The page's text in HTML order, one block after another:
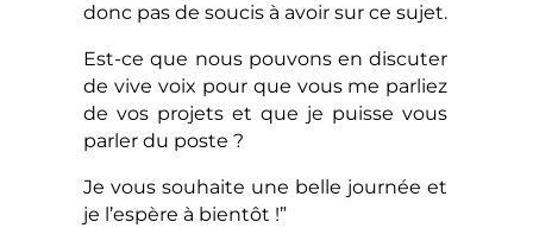
donc pas de soucis à avoir sur ce sujet.
Est-ce que nous pouvons en discuter
de vive voix pour que vous me parliez
de vos projets et que je puisse vous
parler du poste ?
Je vous souhaite une belle journée et
je l’espère à bientôt !”